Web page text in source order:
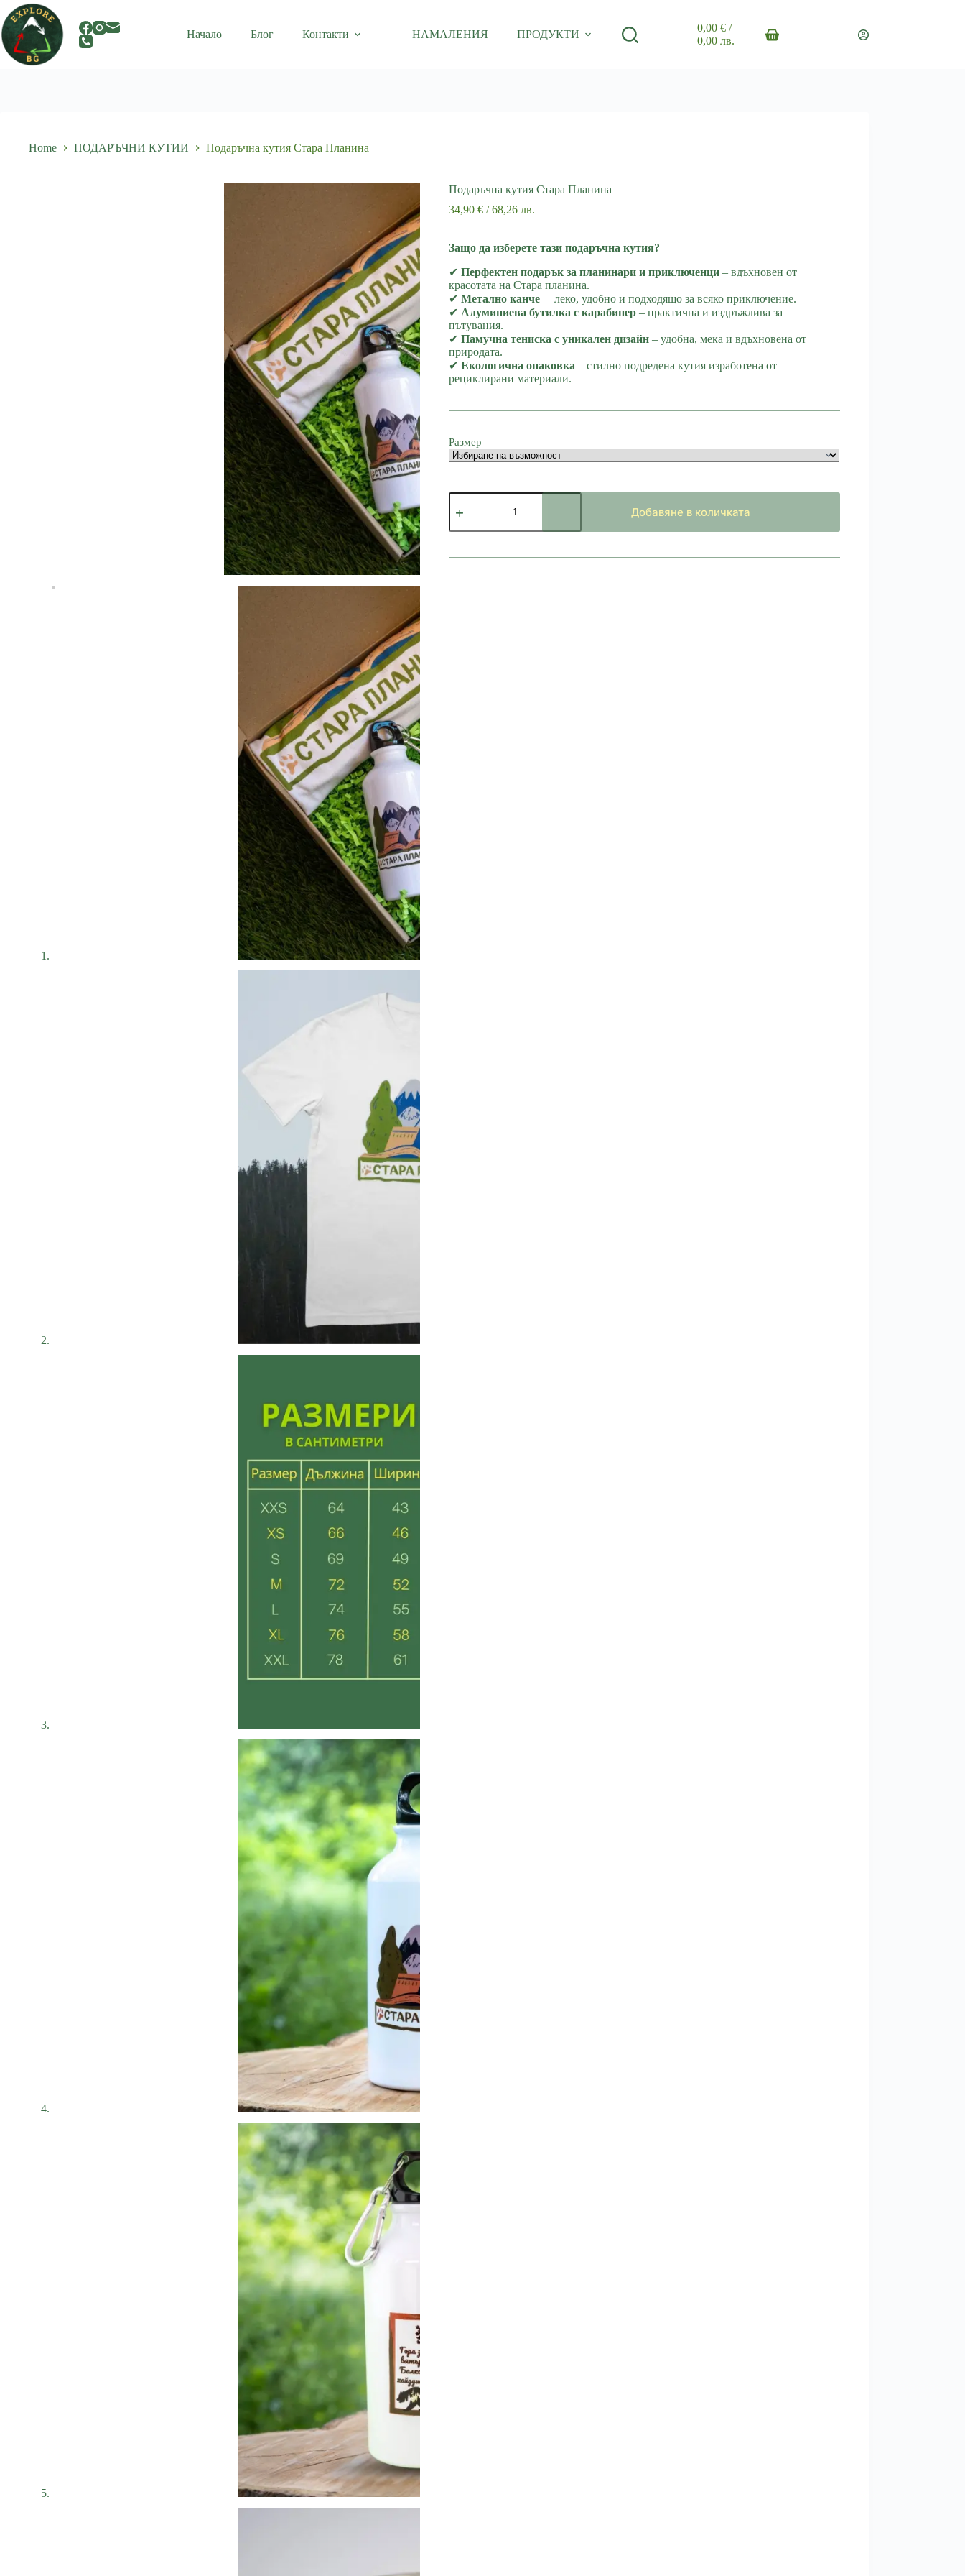
Skip
to
content
Начало Блог Контакти НАМАЛЕНИЯ ПРОДУКТИ
Shopping
0,00 €/
0,00 лв.
Home ПОДАРЪЧНИ КУТИИ Подаръчна кутия Стара Планина
Подаръчна кутия Стара Планина
34,90 €/ 68,26 лв.
Защо да изберете тази подаръчна кутия?
✔ Перфектен подарък за планинари и приключенци– вдъхновен от
красотата на Стара планина.
✔ Метално канче – леко, удобно и подходящо за всяко приключение.
✔ Алуминиева бутилка с карабинер– практична и издръжлива за
пътувания.
✔ Памучна тениска с уникален дизайн– удобна, мека и вдъхновена от
природата.
✔ Екологична опаковка – стилно подредена кутия изработена от
рециклирани материали.
Размер
количество
кутия
Планина
Добавяне в количката